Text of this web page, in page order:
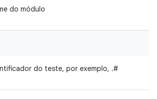
do módulo
do teste, por exemplo, .#